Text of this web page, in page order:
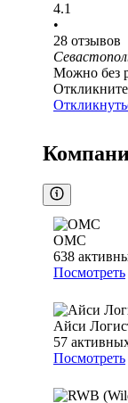
4.1
•
28 отзывов
Можно без
ОМС
638
Посмотреть
Айси
57
Посмотреть